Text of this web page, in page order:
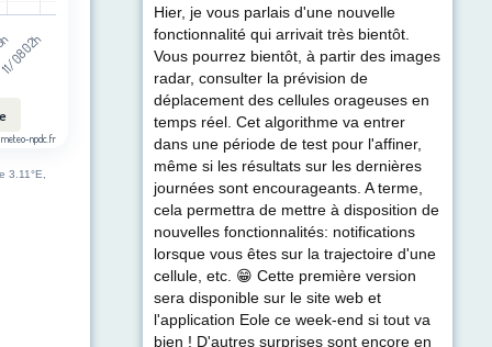
08 02h
meteo-npdc.fr
3.11°E,
Hier, je vous parlais d'une nouvelle
fonctionnalité qui arrivait très bientôt.
Vous pourrez bientôt, à partir des images
radar, consulter la prévision de
déplacement des cellules orageuses en
temps réel. Cet algorithme va entrer
dans une période de test pour l'affiner,
même si les résultats sur les dernières
journées sont encourageants. A terme,
cela permettra de mettre à disposition de
nouvelles fonctionnalités: notifications
lorsque vous êtes sur la trajectoire d'une
cellule, etc. 😁 Cette première version
sera disponible sur le site web et
l'application Eole ce week-end si tout va
bien ! D'autres surprises sont encore en